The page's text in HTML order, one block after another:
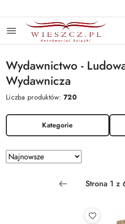
Wydawnictwo -
Wydawnicza
Liczba produktów:720
Kategorie
Zastosowano sortowanie: Najnowsze.
Sortuj
według